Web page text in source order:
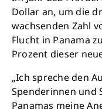
Dollar an, um die
wachsenden Zahl
Flucht in Panama
Prozent dieser
„Ich spreche den
Spenderinnen und
Panamas meine